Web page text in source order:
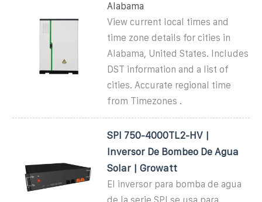
Alabama
View current local times and
time zone details for cities in
Alabama, United States. Includes
DST information and a list of
cities. Accurate regional time
from Timezones .
SPI 750-4000TL2-HV |
Inversor De Bombeo De Agua
Solar | Growatt
El inversor para bomba de agua
de la serie SPI se usa para